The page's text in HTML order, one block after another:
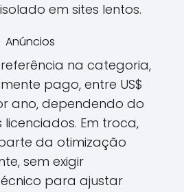
em sites lentos.
Anúncios
na categoria,
pago, entre US$
ano, dependendo do
licenciados. Em troca,
da otimização
sem exigir
para ajustar